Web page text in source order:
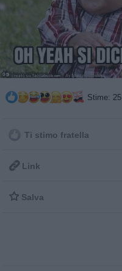
Stime: 25
Ti stimo fratella
 Link
 Salva